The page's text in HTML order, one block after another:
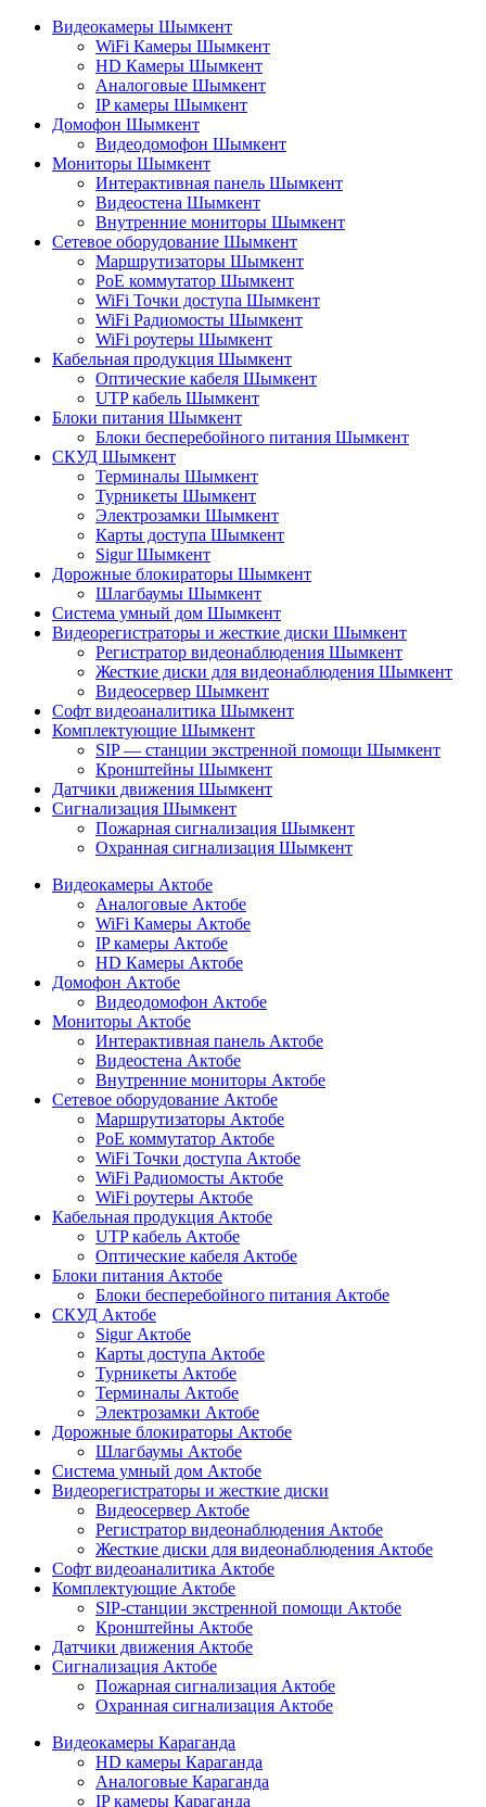
Видеокамеры Шымкент
WiFi Камеры Шымкент
HD Камеры Шымкент
Аналоговые Шымкент
IP камеры Шымкент
Домофон Шымкент
Видеодомофон Шымкент
Мониторы Шымкент
Интерактивная панель Шымкент
Видеостена Шымкент
Внутренние мониторы Шымкент
Сетевое оборудование Шымкент
Маршрутизаторы Шымкент
PoE коммутатор Шымкент
WiFi Точки доступа Шымкент
WiFi Радиомосты Шымкент
WiFi роутеры Шымкент
Кабельная продукция Шымкент
Оптические кабеля Шымкент
UTP кабель Шымкент
Блоки питания Шымкент
Блоки бесперебойного питания Шымкент
СКУД Шымкент
Терминалы Шымкент
Турникеты Шымкент
Электрозамки Шымкент
Карты доступа Шымкент
Sigur Шымкент
Дорожные блокираторы Шымкент
Шлагбаумы Шымкент
Система умный дом Шымкент
Видеорегистраторы и жесткие диски Шымкент
Регистратор видеонаблюдения Шымкент
Жесткие диски для видеонаблюдения Шымкент
Видеосервер Шымкент
Софт видеоаналитика Шымкент
Комплектующие Шымкент
SIP — станции экстренной помощи Шымкент
Кронштейны Шымкент
Датчики движения Шымкент
Сигнализация Шымкент
Пожарная сигнализация Шымкент
Охранная сигнализация Шымкент
Видеокамеры Актобе
Аналоговые Актобе
WiFi Камеры Актобе
IP камеры Актобе
HD Камеры Актобе
Домофон Актобе
Видеодомофон Актобе
Мониторы Актобе
Интерактивная панель Актобе
Видеостена Актобе
Внутренние мониторы Актобе
Сетевое оборудование Актобе
Маршрутизаторы Актобе
PoE коммутатор Актобе
WiFi Точки доступа Актобе
WiFi Радиомосты Актобе
WiFi роутеры Актобе
Кабельная продукция Актобе
UTP кабель Актобе
Оптические кабеля Актобе
Блоки питания Актобе
Блоки бесперебойного питания Актобе
СКУД Актобе
Sigur Актобе
Карты доступа Актобе
Турникеты Актобе
Терминалы Актобе
Электрозамки Актобе
Дорожные блокираторы Актобе
Шлагбаумы Актобе
Система умный дом Актобе
Видеорегистраторы и жесткие диски
Видеосервер Актобе
Регистратор видеонаблюдения Актобе
Жесткие диски для видеонаблюдения Актобе
Софт видеоаналитика Актобе
Комплектующие Актобе
SIP-станции экстренной помощи Актобе
Кронштейны Актобе
Датчики движения Актобе
Сигнализация Актобе
Пожарная сигнализация Актобе
Охранная сигнализация Актобе
Видеокамеры Караганда
HD камеры Караганда
Аналоговые Караганда
IP камеры Караганда